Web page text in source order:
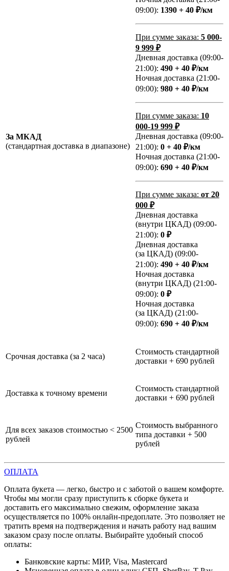
За МКАД
(стандартная доставка в диапазоне)
09:00): 1390 + 40 ₽/км
При сумме заказа: 5 000-
9 999 ₽
Дневная доставка (09:00-
21:00): 490 + 40 ₽/км
Ночная доставка (21:00-
09:00): 980 + 40 ₽/км
При сумме заказа: 10
000-19 999 ₽
Дневная доставка (09:00-
21:00): 0 + 40 ₽/км
Ночная доставка (21:00-
09:00): 690 + 40 ₽/км
При сумме заказа: от 20
000 ₽
Дневная доставка
(внутри ЦКАД) (09:00-
21:00): 0 ₽
Дневная доставка
(за ЦКАД) (09:00-
21:00): 490 + 40 ₽/км
Ночная доставка
(внутри ЦКАД) (21:00-
09:00): 0 ₽
Ночная доставка
(за ЦКАД) (21:00-
09:00): 690 + 40 ₽/км
Срочная доставка (за 2 часа)
Стоимость стандартной
доставки + 690 рублей
Доставка к точному времени
Стоимость стандартной
доставки + 690 рублей
Для всех заказов стоимостью < 2500
рублей
Стоимость выбранного
типа доставки + 500
рублей
ОПЛАТА
Оплата букета — легко, быстро и с заботой о вашем комфорте.
Чтобы мы могли сразу приступить к сборке букета и
доставить его максимально свежим, оформление заказа
осуществляется по 100% онлайн-предоплате. Это позволяет не
тратить время на подтверждения и начать работу над вашим
заказом сразу после оплаты. Выбирайте удобный способ
оплаты:
Банковские карты: МИР, Visa, Mastercard